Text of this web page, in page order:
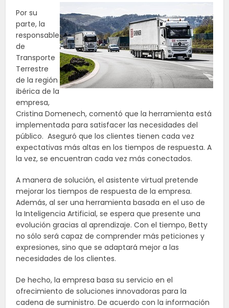
Por su
parte, la
responsable
de
Transporte
Terrestre
de la región
ibérica de la
empresa,
Cristina Domenech, comentó que la herramienta está
implementada para satisfacer las necesidades del
público. Aseguró que los clientes tienen cada vez
expectativas más altas en los tiempos de respuesta. A
la vez, se encuentran cada vez más conectados.
A manera de solución, el asistente virtual pretende
mejorar los tiempos de respuesta de la empresa.
Además, al ser una herramienta basada en el uso de
la Inteligencia Artificial, se espera que presente una
evolución gracias al aprendizaje. Con el tiempo, Betty
no sólo será capaz de comprender más peticiones y
expresiones, sino que se adaptará mejor a las
necesidades de los clientes.
De hecho, la empresa basa su servicio en el
ofrecimiento de soluciones innovadoras para la
cadena de suministro. De acuerdo con la información